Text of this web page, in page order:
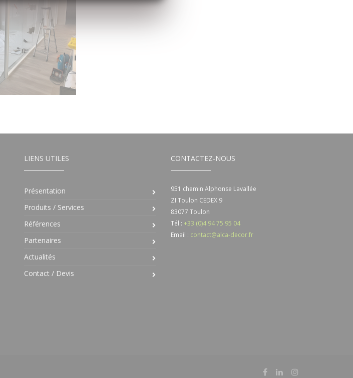
LIENS UTILES
Présentation
Produits / Services
Références
Partenaires
Actualités
Contact / Devis
CONTACTEZ-NOUS
951 chemin Alphonse Lavallée
ZI Toulon CEDEX 9
83077 Toulon
Tél : +33 (0)4 94 75 95 04
Email : contact@alca-decor.fr